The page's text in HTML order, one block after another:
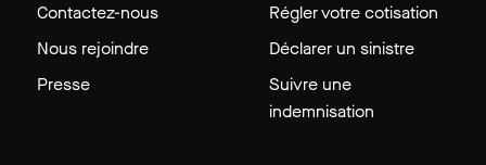
Contactez-nous
Nous rejoindre
Presse
Régler votre cotisation
Déclarer un sinistre
Suivre une
indemnisation